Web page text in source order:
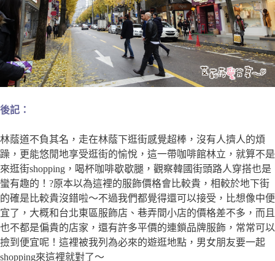
後記：
林蔭道不負其名，走在林蔭下逛街感覺超棒，沒有人擠人的煩
躁，更能悠閒地享受逛街的愉悅，這一帶咖啡館林立，就算不是
來逛街shopping，喝杯咖啡歇歇腿，觀察韓國街頭路人穿搭也是
蠻有趣的！?原本以為這裡的服飾價格會比較貴，相較於地下街
的確是比較貴沒錯啦～不過我們都覺得還可以接受，比想像中便
宜了，大概和台北東區服飾店、巷弄間小店的價格差不多，而且
也不都是偏貴的店家，還有許多平價的連鎖品牌服飾，常常可以
撿到便宜呢！這裡被我列為必來的遊逛地點，男女朋友要一起
shopping來這裡就對了～